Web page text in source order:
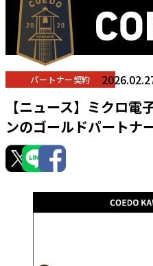
パートナー契約
【ニュース】ミクロ
ンのゴールドパートナ